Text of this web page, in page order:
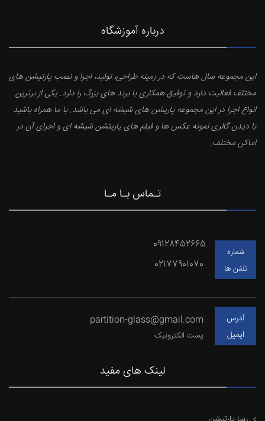
درباره آموزشگاه
این مجموعه سال هاست که در زمینه طراحی، تولید، اجرا و نصب پارتیشن های
مختلف فعالیت دارد و توفیق همکاری با برند های بزرگ را دارد. یکی از برترین
انواع اجرا در این مجموعه پاریشن های شیشه ای می باشد. با ما همراه باشید
با دیدن گالری نمونه عکس ها و فیلم های پاریتشن شیشه ای و اجرای آن در
اماکن مختلف.
تـماس بـا مـا
شماره
تلفن ها
09128452665
آدرس
ایمیل
پست الکترونیک
لینک های مفید